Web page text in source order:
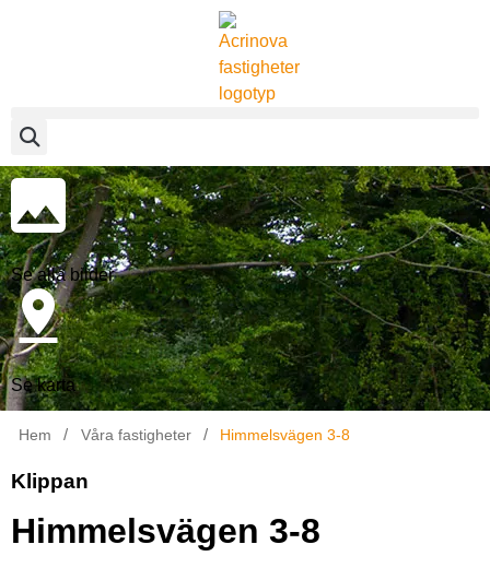
Se alla bilder
Se karta
Hem / Våra fastigheter / Himmelsvägen 3-8
Klippan
Himmelsvägen 3-8